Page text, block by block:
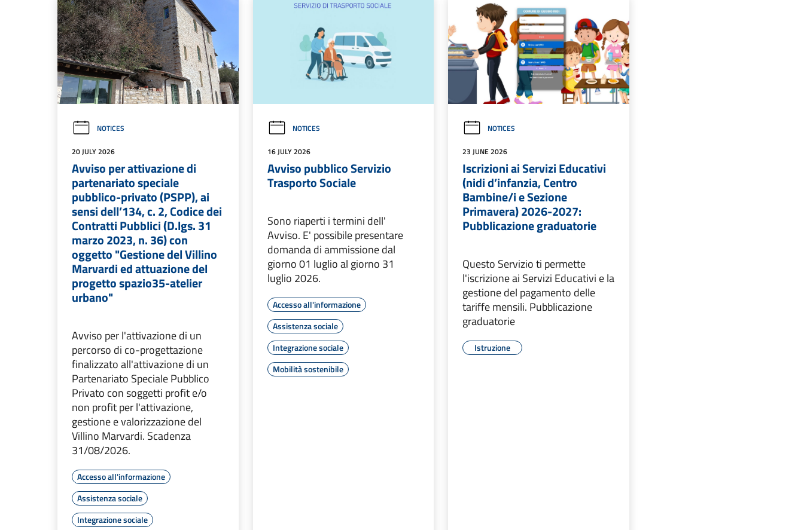
NOTICES
20 JULY 2026
Avviso per attivazione di
partenariato speciale
pubblico-privato (PSPP), ai
sensi dell’134, c. 2, Codice dei
Contratti Pubblici (D.lgs. 31
marzo 2023, n. 36) con
oggetto "Gestione del Villino
Marvardi ed attuazione del
progetto spazio35-atelier
urbano"
Avviso per l'attivazione di un
percorso di co-progettazione
finalizzato all'attivazione di un
Partenariato Speciale Pubblico
Privato con soggetti profit e/o
non profit per l'attivazione,
gestione e valorizzazione del
Villino Marvardi. Scadenza
31/08/2026.
Accesso all'informazione
Assistenza sociale
Integrazione sociale
NOTICES
16 JULY 2026
Avviso pubblico Servizio
Trasporto Sociale
Sono riaperti i termini dell'
Avviso. E' possibile presentare
domanda di ammissione dal
giorno 01 luglio al giorno 31
luglio 2026.
Accesso all'informazione
Assistenza sociale
Integrazione sociale
Mobilità sostenibile
NOTICES
23 JUNE 2026
Iscrizioni ai Servizi Educativi
(nidi d’infanzia, Centro
Bambine/i e Sezione
Primavera) 2026-2027:
Pubblicazione graduatorie
Questo Servizio ti permette
l'iscrizione ai Servizi Educativi e la
gestione del pagamento delle
tariffe mensili. Pubblicazione
graduatorie
Istruzione